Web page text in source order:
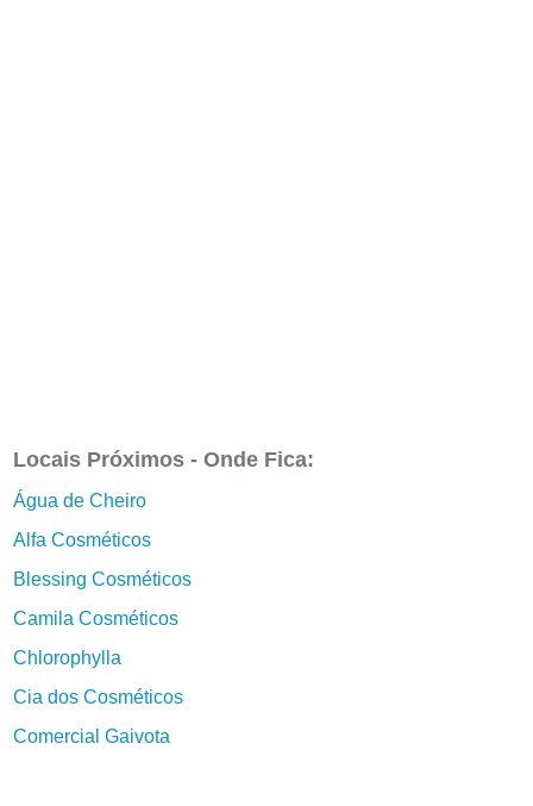
Locais Próximos - Onde Fica:
Água de Cheiro
Alfa Cosméticos
Blessing Cosméticos
Camila Cosméticos
Chlorophylla
Cia dos Cosméticos
Comercial Gaivota